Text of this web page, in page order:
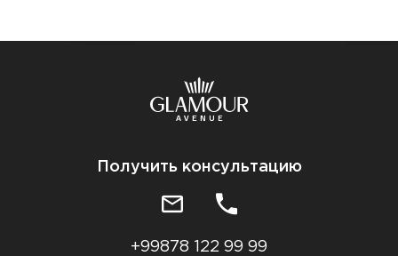
Получить консультацию
+99878 122 99 99